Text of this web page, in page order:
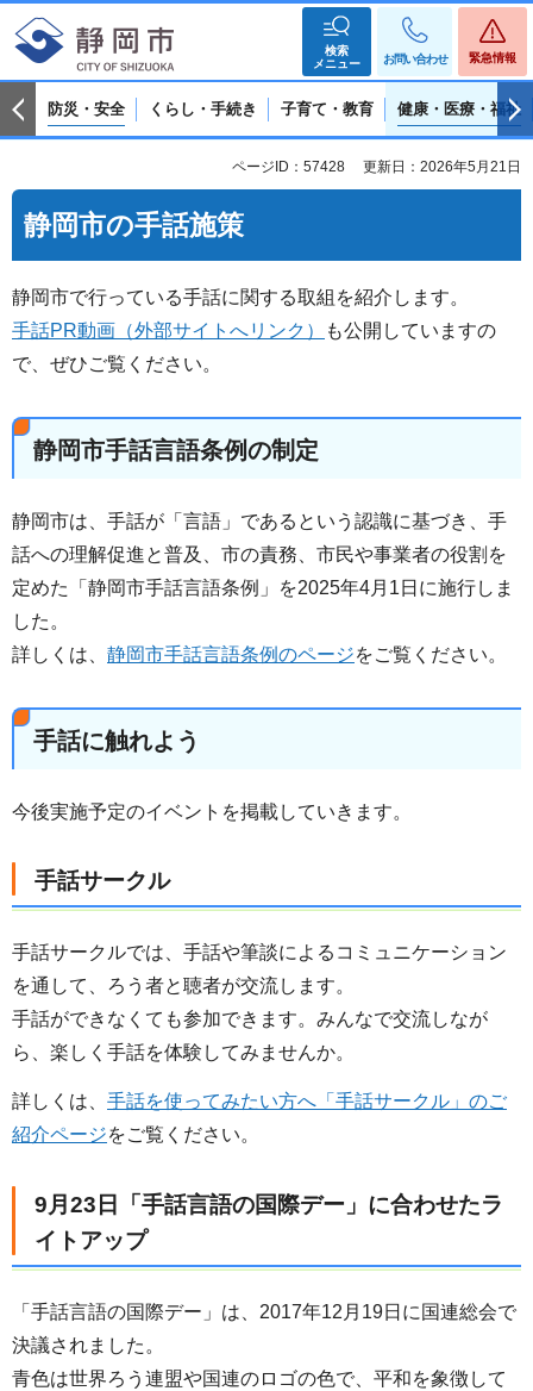
検索
メニュー
お問い合わせ 緊急情報
防災・安全 くらし・手続き 子育て・教育 健康・医療・福祉
ページID：57428 更新日：2026年5月21日
静岡市の手話施策
静岡市で行っている手話に関する取組を紹介します。
手話PR動画（外部サイトへリンク）
も公開していますの
で、ぜひご覧ください。
静岡市手話言語条例の制定
静岡市は、手話が「言語」であるという認識に基づき、手
話への理解促進と普及、市の責務、市民や事業者の役割を
定めた「静岡市手話言語条例」を2025年4月1日に施行しま
した。
詳しくは、 静岡市手話言語条例のページをご覧ください。
手話に触れよう
今後実施予定のイベントを掲載していきます。
手話サークル
手話サークルでは、手話や筆談によるコミュニケーション
を通して、ろう者と聴者が交流します。
手話ができなくても参加できます。みんなで交流しなが
ら、楽しく手話を体験してみませんか。
詳しくは、 手話を使ってみたい方へ「手話サークル」のご
紹介ページをご覧ください。
9月23日「手話言語の国際デー」に合わせたラ
イトアップ
「手話言語の国際デー」は、2017年12月19日に国連総会で
決議されました。
青色は世界ろう連盟や国連のロゴの色で、平和を象徴して